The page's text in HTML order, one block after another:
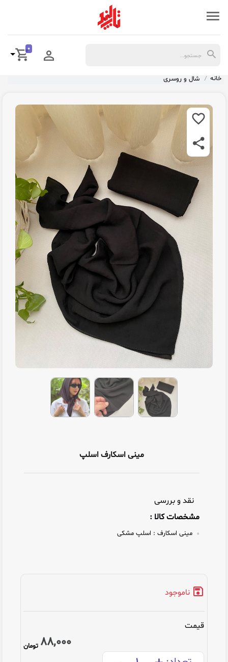
0
خانه شال و روسری
مینی اسکارف اسلپ
نقد و بررسی
مشخصات کالا :
مینی اسکارف : اسلپ مشکی
ناموجود
قیمت
88,000 تومان